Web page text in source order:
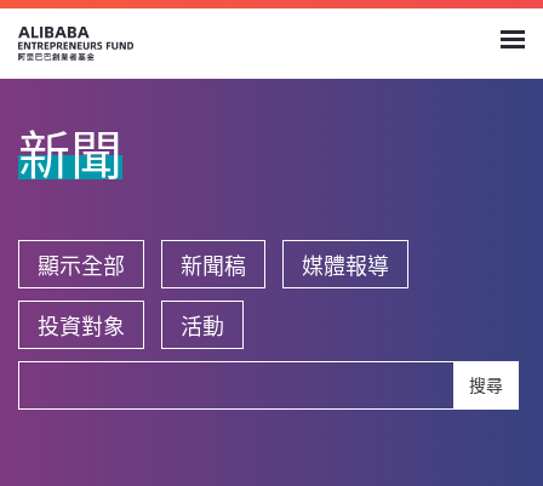
新聞
顯示全部 新聞稿 媒體報導
投資對象 活動
搜尋